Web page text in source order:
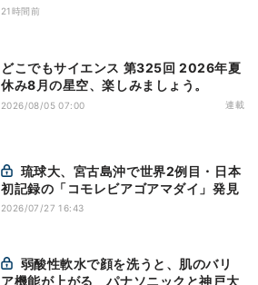
21時間前
どこでもサイエンス 第325回 2026年夏
休み8月の星空、楽しみましょう。
2026/08/05 07:00 連載
初記録の「コモレビアゴアマダイ」発見
2026/07/27 16:43
ア機能が上がる パナソニックと神戸大